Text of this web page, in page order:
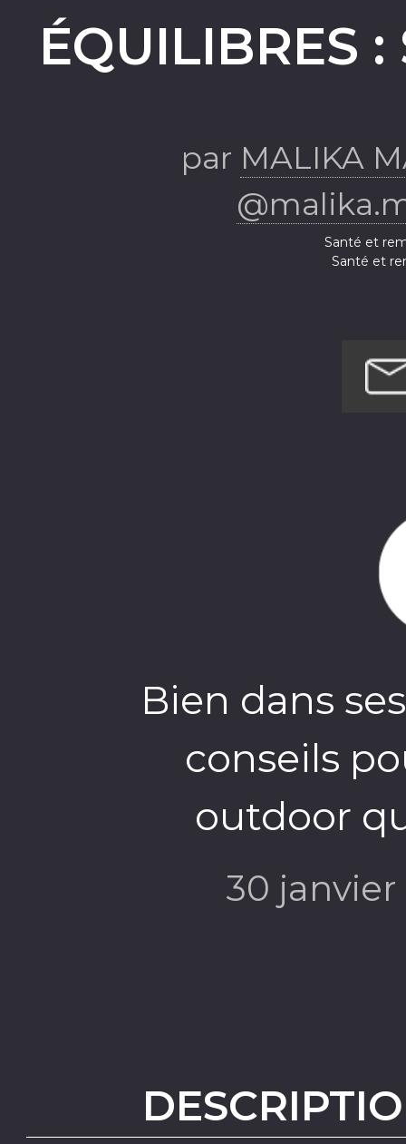
ÉQUILIBRES
par MALIKA
Santé et
Santé et
Bien dans
conseils
outdoor
30